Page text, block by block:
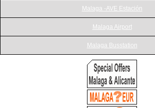
Malaga -AVE Estación
Malaga Airport
Malaga Busstation